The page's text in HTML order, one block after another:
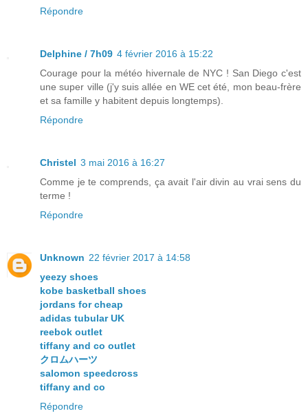
Répondre
Delphine / 7h09 4 février 2016 à 15:22
Courage pour la météo hivernale de NYC ! San Diego c'est
une super ville (j'y suis allée en WE cet été, mon beau-frère
et sa famille y habitent depuis longtemps).
Répondre
Christel 3 mai 2016 à 16:27
Comme je te comprends, ça avait l'air divin au vrai sens du
terme !
Répondre
Unknown 22 février 2017 à 14:58
yeezy shoes
kobe basketball shoes
jordans for cheap
adidas tubular UK
reebok outlet
tiffany and co outlet
クロムハーツ
salomon speedcross
tiffany and co
Répondre